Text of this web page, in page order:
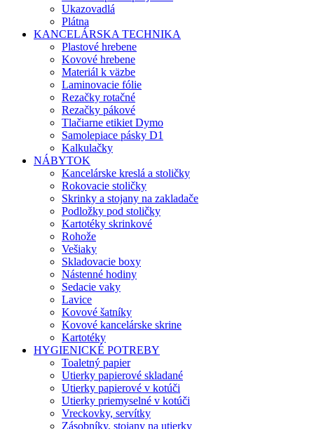
Ukazovadlá
Plátna
KANCELÁRSKA TECHNIKA
Plastové hrebene
Kovové hrebene
Materiál k väzbe
Laminovacie fólie
Rezačky rotačné
Rezačky pákové
Tlačiarne etikiet Dymo
Samolepiace pásky D1
Kalkulačky
NÁBYTOK
Kancelárske kreslá a stoličky
Rokovacie stoličky
Skrinky a stojany na zakladače
Podložky pod stoličky
Kartotéky skrinkové
Rohože
Vešiaky
Skladovacie boxy
Nástenné hodiny
Sedacie vaky
Lavice
Kovové šatníky
Kovové kancelárske skrine
Kartotéky
HYGIENICKÉ POTREBY
Toaletný papier
Utierky papierové skladané
Utierky papierové v kotúči
Utierky priemyselné v kotúči
Vreckovky, servítky
Zásobníky, stojany na utierky